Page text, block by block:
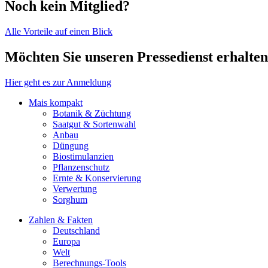
Noch kein Mitglied?
Alle Vorteile auf einen Blick
Möchten Sie unseren Pressedienst
Hier geht es zur Anmeldung
Mais kompakt
Botanik & Züchtung
Saatgut & Sortenwahl
Anbau
Düngung
Biostimulanzien
Pflanzenschutz
Ernte & Konservierung
Verwertung
Sorghum
Zahlen & Fakten
Deutschland
Europa
Welt
Berechnungs-Tools